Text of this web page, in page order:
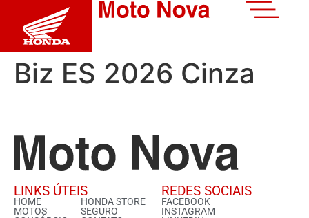
Biz ES 2026 Cinza
LINKS ÚTEIS
HOME
MOTOS
HONDA STORE
SEGURO
REDES SOCIAIS
FACEBOOK
INSTAGRAM